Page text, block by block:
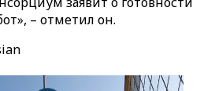
– отметил он.